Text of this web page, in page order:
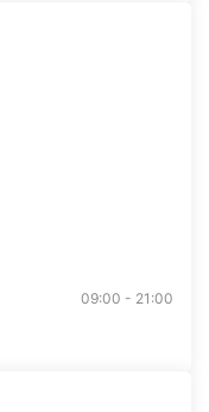
09:00 - 21:00